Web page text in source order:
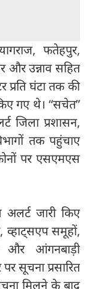
फतेहपुर,
और उन्नाव सहित
घंटा तक की
गए थे। “सचेत”
जिला प्रशासन,
तक पहुंचाए
पर एसएमएस
अलर्ट जारी किए
व्हाट्सएप समूहों,
और आंगनबाड़ी
सूचना प्रसारित
मिलने के बाद